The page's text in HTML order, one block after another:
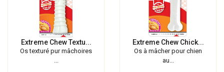
Extreme Chew Textu...
Os texturé pur mâchoires
Extreme Chew Chick...
Os à mâcher pour chien
au...